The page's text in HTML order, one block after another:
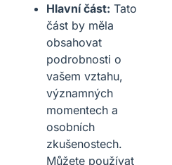
Hlavní část: Tato
část by měla
obsahovat
podrobnosti o
vašem vztahu,
významných
momentech a
osobních
zkušenostech.
Můžete používat